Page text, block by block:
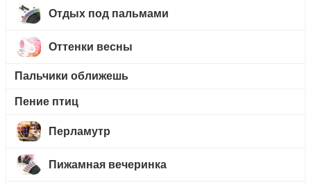
Отдых под пальмами
Оттенки весны
Пальчики оближешь
Пение птиц
Перламутр
Пижамная вечеринка